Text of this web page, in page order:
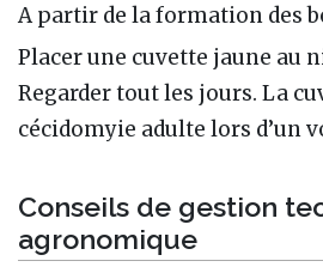
A partir de la formation des
Placer une cuvette jaune au
Regarder tout les jours. La
cécidomyie adulte lors d’un
Conseils de gestion
agronomique